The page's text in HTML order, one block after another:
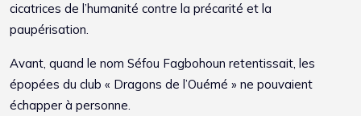
cicatrices de l’humanité contre la précarité et la
paupérisation.
Avant, quand le nom Séfou Fagbohoun retentissait, les
épopées du club « Dragons de l’Ouémé » ne pouvaient
échapper à personne.